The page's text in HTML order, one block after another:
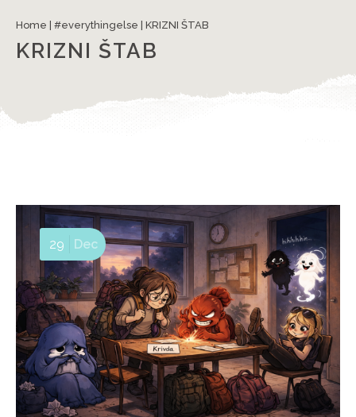
Home #everythingelse KRIZNI ŠTAB
KRIZNI ŠTAB
29 Dec